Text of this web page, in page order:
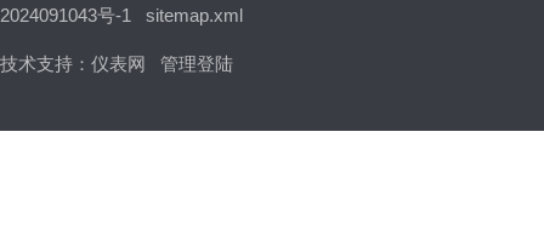
2024091043号-1 sitemap.xml
技术支持： 仪表网 管理登陆